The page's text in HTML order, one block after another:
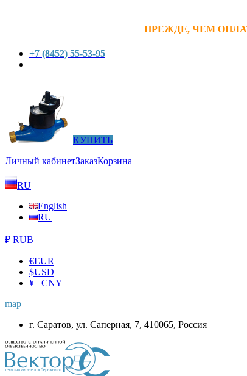
ПРЕЖДЕ, ЧЕМ
+7 (8452) 55-53-95
КУПИТЬ
Личный кабинетЗаказКорзина
RU
English
RU
₽ RUB
€EUR
$USD
¥ CNY
map
г. Саратов, ул. Саперная, 7, 410065, Россия